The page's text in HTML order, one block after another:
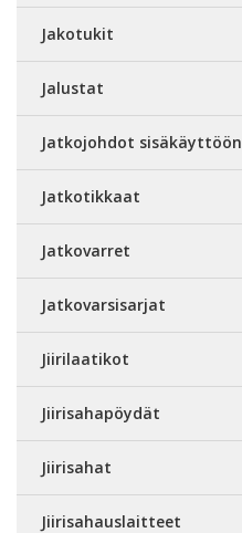
Jakotukit
Jalustat
Jatkojohdot sisäkäyttöön
Jatkotikkaat
Jatkovarret
Jatkovarsisarjat
Jiirilaatikot
Jiirisahapöydät
Jiirisahat
Jiirisahauslaitteet